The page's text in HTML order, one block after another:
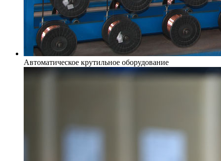
Автоматическое крутильное оборудование